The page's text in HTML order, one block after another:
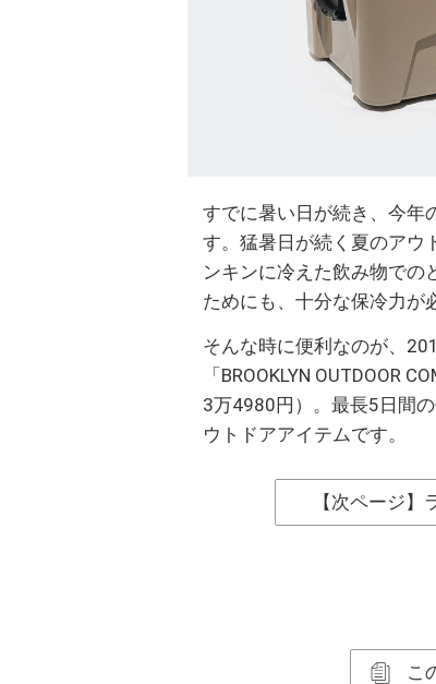
すでに暑い日が続き、今年
す。猛暑日が続く夏のアウ
ンキンに冷えた飲み物での
ためにも、十分な保冷力が
そんな時に便利なのが、
「BROOKLYN OUTDOOR
3万4980円）。最長5日間
ウトドアアイテムです。
【次ページ
こ